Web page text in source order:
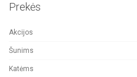
Prekės
Akcijos
Šunims
Katėms